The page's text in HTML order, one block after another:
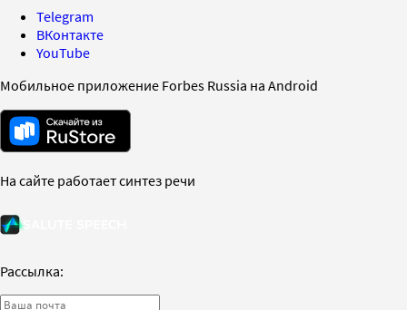
Telegram
ВКонтакте
YouTube
Мобильное приложение Forbes Russia на Android
На сайте работает синтез речи
Рассылка: